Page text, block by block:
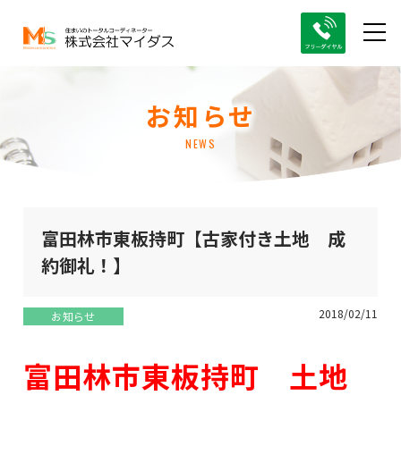
お知らせ
NEWS
富田林市東板持町【古家付き土地 成
約御礼！】
お知らせ 2018/02/11
富田林市東板持町 土地